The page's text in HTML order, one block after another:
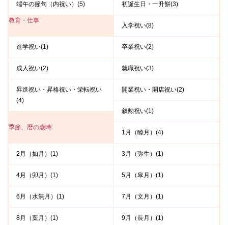
端午の節句（内祝い）(5) 初誕生日・一升餅(3)
教育・仕事
入学祝い(8)
進学祝い(1) 卒業祝い(2)
成人祝い(2) 就職祝い(3)
昇進祝い・昇格祝い・栄転祝い
(4)
開業祝い・開店祝い(2)
叙勲祝い(1)
季節、暦の歳時
1月（睦月）(4)
2月（如月）(1) 3月（弥生）(1)
4月（卯月）(1) 5月（皐月）(1)
6月（水無月）(1) 7月（文月）(1)
8月（葉月）(1) 9月（長月）(1)